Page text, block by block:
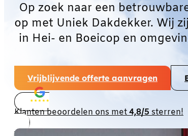
Op zoek naar een
op met Uniek Dakdekker. Wij
in Hei- en Boeicop en
Vrijblijvende offerte aanvragen
Klanten beoordelen ons met4,8/5 sterren!